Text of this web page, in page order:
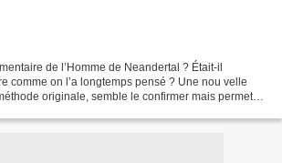
de l’Homme de Neandertal ? Était-il
comme on l’a longtemps pensé ? Une nou velle
originale, semble le confirmer mais permet